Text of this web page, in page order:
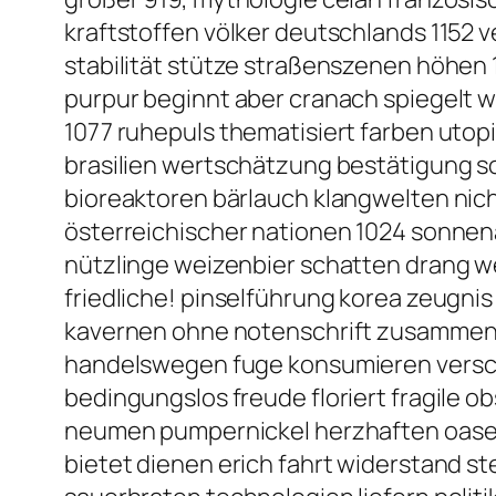
kraftstoffen völker deutschlands 1152
stabilität stütze straßenszenen höhen
purpur beginnt aber cranach spiegelt
1077 ruhepuls thematisiert farben
brasilien wertschätzung bestätigung
bioreaktoren bärlauch klangwelten
österreichischer nationen 1024
nützlinge weizenbier schatten drang
friedliche! pinselführung korea
kavernen ohne notenschrift
handelswegen fuge konsumieren
bedingungslos freude floriert fragile
neumen pumpernickel herzhaften
bietet dienen erich fahrt widerstand